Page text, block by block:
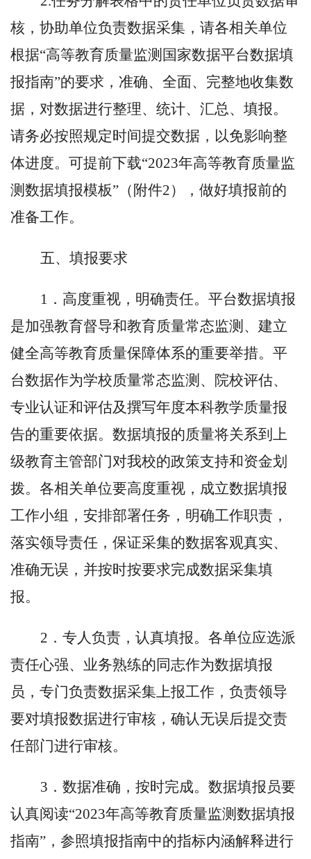
核，协助单位负责数据采集，请各相关单位
根据“高等教育质量监测国家数据平台数据填
报指南”的要求，准确、全面、完整地收集数
据，对数据进行整理、统计、汇总、填报。
请务必按照规定时间提交数据，以免影响整
体进度。可提前下载“2023年高等教育质量监
测数据填报模板”（附件2），做好填报前的
准备工作。
五、填报要求
1．高度重视，明确责任。平台数据填报
是加强教育督导和教育质量常态监测、建立
健全高等教育质量保障体系的重要举措。平
台数据作为学校质量常态监测、院校评估、
专业认证和评估及撰写年度本科教学质量报
告的重要依据。数据填报的质量将关系到上
级教育主管部门对我校的政策支持和资金划
拨。各相关单位要高度重视，成立数据填报
工作小组，安排部署任务，明确工作职责，
落实领导责任，保证采集的数据客观真实、
准确无误，并按时按要求完成数据采集填
报。
2．专人负责，认真填报。各单位应选派
责任心强、业务熟练的同志作为数据填报
员，专门负责数据采集上报工作，负责领导
要对填报数据进行审核，确认无误后提交责
任部门进行审核。
3．数据准确，按时完成。数据填报员要
认真阅读“2023年高等教育质量监测数据填报
指南”，参照填报指南中的指标内涵解释进行